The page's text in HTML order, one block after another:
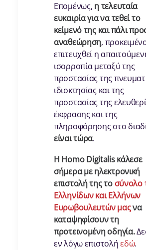
Επομένως, η τελευταία
ευκαιρία για να τεθεί το
κείμενό της και πάλι
αναθεώρηση,
επιτευχθεί η
ισορροπία μεταξύ της
προστασίας της
ιδιοκτησίας και της
προστασίας της
έκφρασης και της
πληροφόρησης στο
είναι τώρα.
H HomoDigitalis κάλεσε
σήμερα με ηλεκτρονική
επιστολή της το σύνολο
Ελληνίδων και Ελλήνων
Ευρωβουλευτών μαςνα
καταψηφίσουν τη
προτεινομένη οδηγία.
εν λόγω επιστολήεδώ.